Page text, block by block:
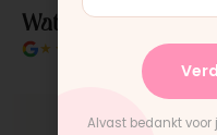
Wat klanten over
★★★★★ 4.9/5
★★★★★
Alvast bedankt voor